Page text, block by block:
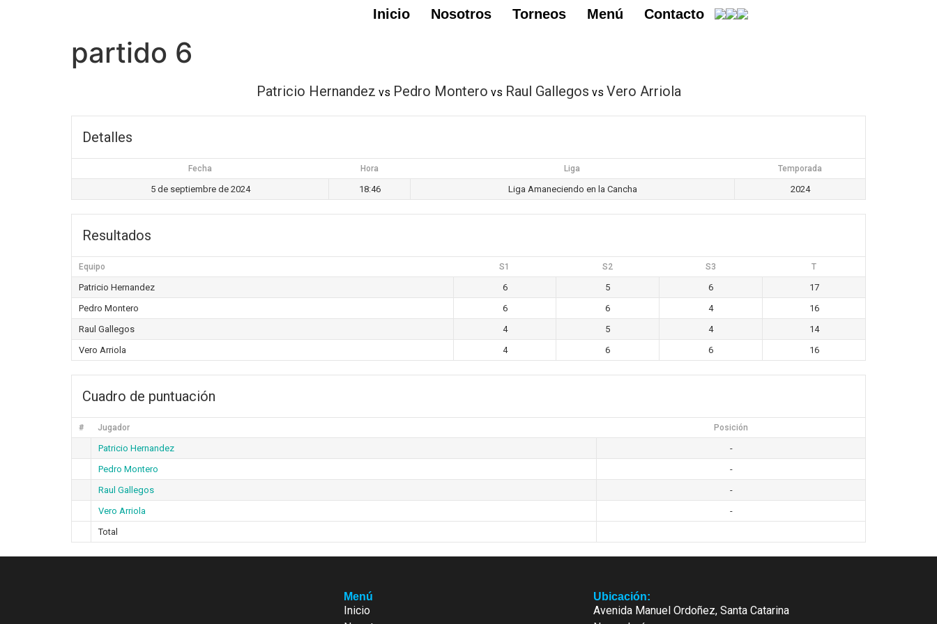
Inicio Nosotros Torneos Menú Contacto
partido 6
Patricio Hernandez vs Pedro Montero vs Raul Gallegos vs Vero Arriola
Detalles
Fecha Hora Liga Temporada
5 de septiembre de 2024 18:46 Liga Amaneciendo en la Cancha 2024
Resultados
Equipo S1 S2 S3 T
Patricio Hernandez 6 5 6
17
Pedro Montero
6 6 4
16
Raul Gallegos
4 5 4
14
Vero Arriola
4 6 6 16
Cuadro de puntuación
# Jugador Posición
Patricio Hernandez
-
Pedro Montero
-
Raul Gallegos
-
Vero Arriola
-
Total
Menú
Inicio
Ubicación:
Avenida Manuel Ordoñez, Santa Catarina